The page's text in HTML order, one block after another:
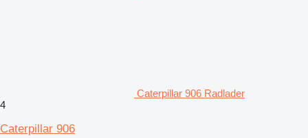
Caterpillar 906 Radlader
4
Caterpillar 906